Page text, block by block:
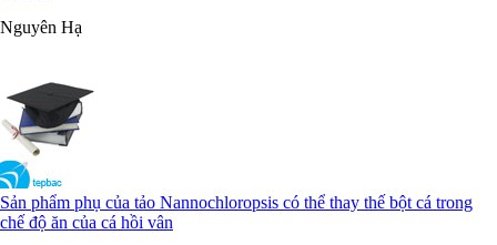
Nguyên Hạ
Sản phẩm phụ của tảo Nannochloropsis có thể thay thế bột cá trong
chế độ ăn của cá hồi vân